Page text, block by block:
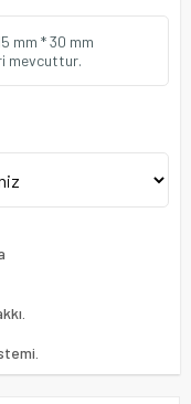
mm * 30 mm
mevcuttur.